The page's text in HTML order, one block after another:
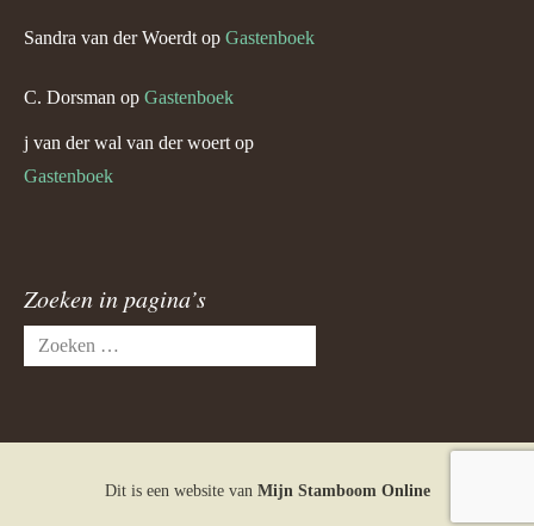
Sandra van der Woerdt op Gastenboek
C. Dorsman op Gastenboek
j van der wal van der woert op
Gastenboek
Zoeken in pagina’s
Zoeken
naar:
Dit is een website van Mijn Stamboom Online